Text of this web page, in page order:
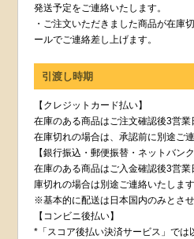
発送予定をご連絡いたします。
・ご注文いただきました商品が在庫
ールでご連絡差し上げます。
引渡し時期
【クレジットカード払い】
在庫のある商品はご注文確認後3営業
在庫切れの場合は、承認前に別途ご
【銀行振込・郵便振替・ネットバンク
在庫のある商品はご入金確認後3営
庫切れの場合は別途ご連絡いたします
※基本的に配送は日本国内のみとさせ
【コンビニ後払い】
*「スコア後払い決済サービス」では